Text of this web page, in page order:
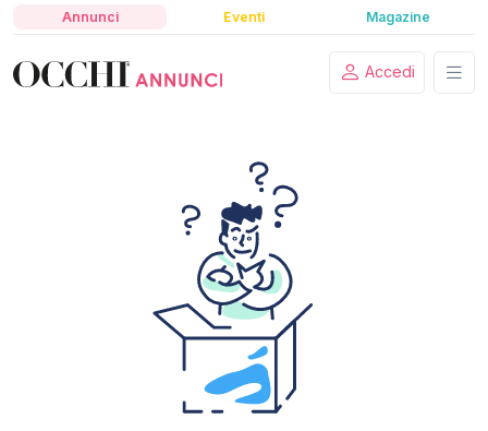
Annunci Eventi Magazine
Accedi